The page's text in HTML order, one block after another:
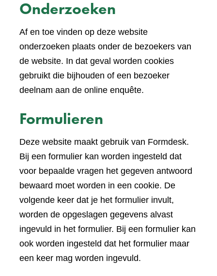
Onderzoeken
Af en toe vinden op deze website
onderzoeken plaats onder de bezoekers van
de website. In dat geval worden cookies
gebruikt die bijhouden of een bezoeker
deelnam aan de online enquête.
Formulieren
Deze website maakt gebruik van Formdesk.
Bij een formulier kan worden ingesteld dat
voor bepaalde vragen het gegeven antwoord
bewaard moet worden in een cookie. De
volgende keer dat je het formulier invult,
worden de opgeslagen gegevens alvast
ingevuld in het formulier. Bij een formulier kan
ook worden ingesteld dat het formulier maar
een keer mag worden ingevuld.